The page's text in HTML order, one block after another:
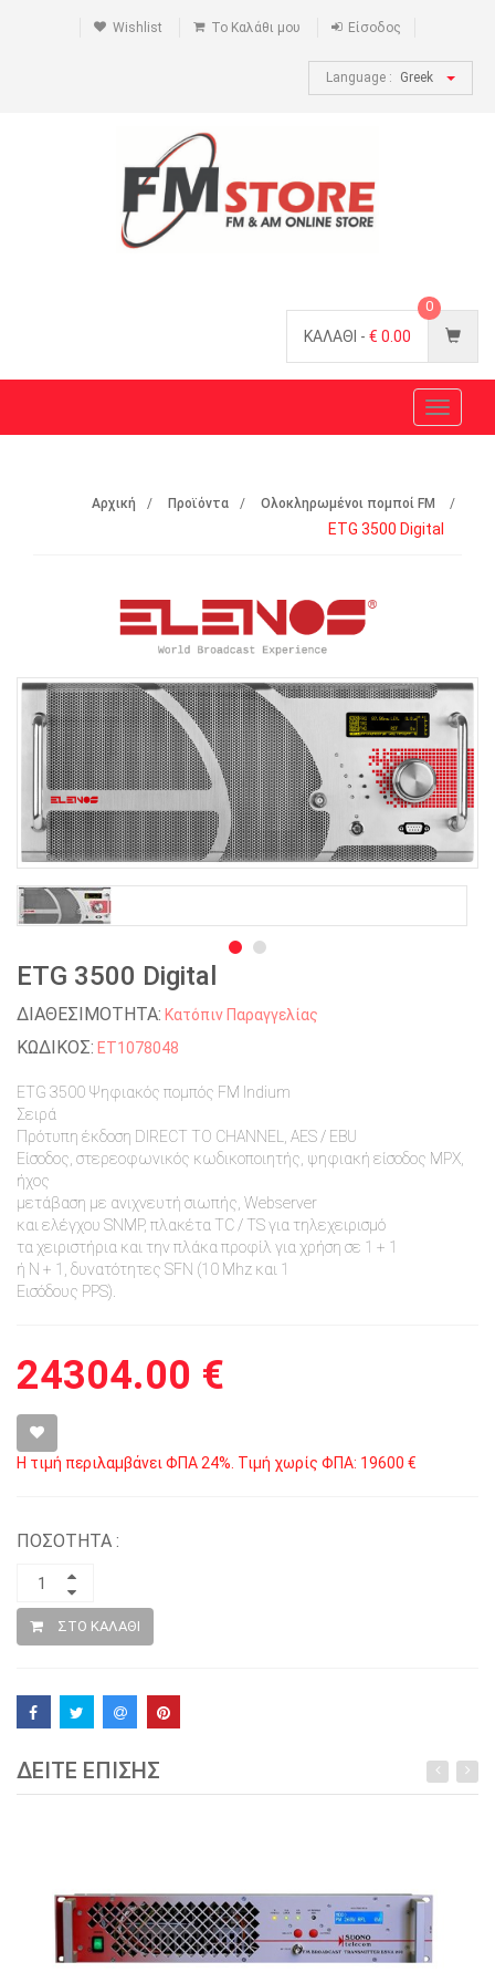
Wishlist Το Καλάθι μου Είσοδος
Language : Greek
ΚΑΛΑΘΙ - € 0.00
0
Toggle
Αρχική Προϊόντα Ολοκληρωμένοι πομποί FM
ETG 3500 Digital
ETG 3500 Digital
ΔΙΑΘΕΣΙΜΟΤΗΤΑ: Κατόπιν Παραγγελίας
ΚΩΔΙΚΟΣ: ET1078048
ETG 3500 Ψηφιακός πομπός FM Indium
Σειρά
Πρότυπη έκδοση DIRECT TO CHANNEL, AES / EBU
Είσοδος, στερεοφωνικός κωδικοποιητής, ψηφιακή είσοδος MPX,
ήχος
μετάβαση με ανιχνευτή σιωπής, Webserver
και ελέγχου SNMP, πλακέτα TC / TS για τηλεχειρισμό
τα χειριστήρια και την πλάκα προφίλ για χρήση σε 1 + 1
ή N + 1, δυνατότητες SFN (10 Mhz και 1
Εισόδους PPS).
24304.00 €
Η τιμή περιλαμβάνει ΦΠΑ 24%. Τιμή χωρίς ΦΠΑ: 19600 €
ΠΟΣΟΤΗΤΑ :
ΣΤΟ ΚΑΛΑΘΙ
ΔΕΙΤΕ ΕΠΙΣΗΣ